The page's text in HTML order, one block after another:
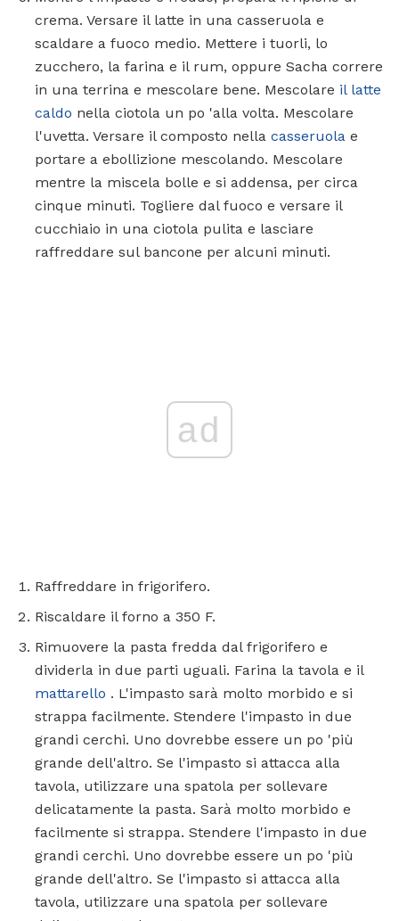
crema. Versare il latte in una casseruola e
scaldare a fuoco medio. Mettere i tuorli, lo
zucchero, la farina e il rum, oppure Sacha correre
in una terrina e mescolare bene. Mescolare il latte
caldo nella ciotola un po 'alla volta. Mescolare
l'uvetta. Versare il composto nella casseruola e
portare a ebollizione mescolando. Mescolare
mentre la miscela bolle e si addensa, per circa
cinque minuti. Togliere dal fuoco e versare il
cucchiaio in una ciotola pulita e lasciare
raffreddare sul bancone per alcuni minuti.
ad
Raffreddare in frigorifero.
Riscaldare il forno a 350 F.
Rimuovere la pasta fredda dal frigorifero e
dividerla in due parti uguali. Farina la tavola e il
mattarello . L'impasto sarà molto morbido e si
strappa facilmente. Stendere l'impasto in due
grandi cerchi. Uno dovrebbe essere un po 'più
grande dell'altro. Se l'impasto si attacca alla
tavola, utilizzare una spatola per sollevare
delicatamente la pasta. Sarà molto morbido e
facilmente si strappa. Stendere l'impasto in due
grandi cerchi. Uno dovrebbe essere un po 'più
grande dell'altro. Se l'impasto si attacca alla
tavola, utilizzare una spatola per sollevare